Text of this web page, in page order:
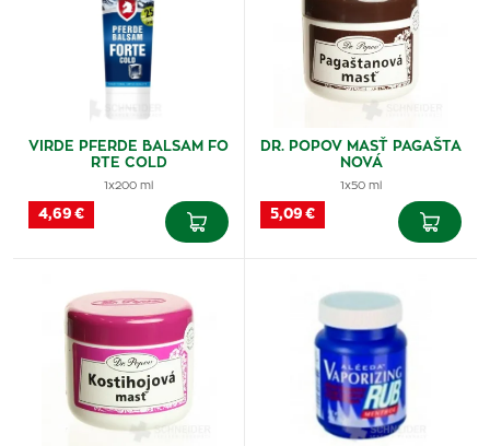
VIRDE PFERDE BALSAM FO
RTE COLD
1x200 ml
4,69 €
DR. POPOV MASŤ PAGAŠTA
NOVÁ
1x50 ml
5,09 €